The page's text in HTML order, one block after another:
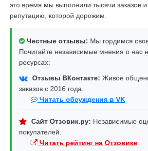
это время мы выполнили тысячи заказов и
репутацию, которой дорожим.
Честные отзывы: Мы гордимся
Почитайте независимые мнения о нас
ресурсах:
Отзывы ВКонтакте: Живое
заказов с 2016 года.
Читать обсуждения в VK
Сайт Отзовик.ру: Независимые
покупателей.
Читать рейтинг на Отзовике